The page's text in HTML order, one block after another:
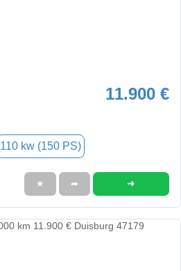
11.900 €
110 kw (150 PS)
★ ➦ ➜